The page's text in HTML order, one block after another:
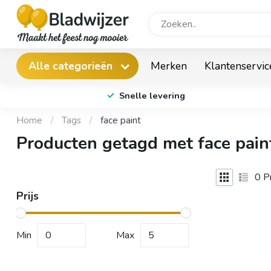
Alle categorieën Merken
Snelle levering
Home / Tags / face paint
Producten getagd met face
Prijs
Min Max
0